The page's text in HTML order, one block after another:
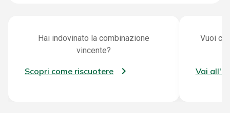
Hai indovinato la combinazione
vincente?
Scopri come riscuotere
Vuoi
Vai